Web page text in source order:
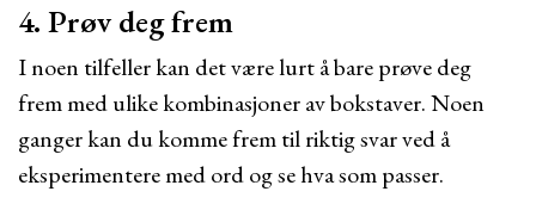
4. Prøv deg frem
I noen tilfeller kan det være lurt å bare prøve deg
frem med ulike kombinasjoner av bokstaver. Noen
ganger kan du komme frem til riktig svar ved å
eksperimentere med ord og se hva som passer.